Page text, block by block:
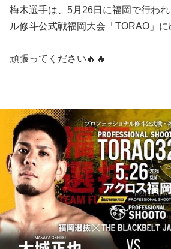
梅木選手は、5月26日に福岡で行わ
ル修斗公式戦福岡大会「TORAO」
頑張ってください🔥🔥